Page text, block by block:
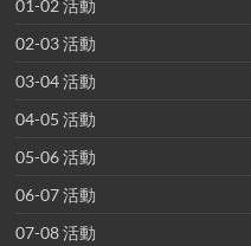
01-02 活動
02-03 活動
03-04 活動
04-05 活動
05-06 活動
06-07 活動
07-08 活動